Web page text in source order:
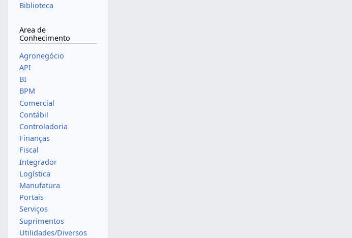
Biblioteca
Area de
Conhecimento
Agronegócio
API
BI
BPM
Comercial
Contábil
Controladoria
Finanças
Fiscal
Integrador
Logística
Manufatura
Portais
Serviços
Suprimentos
Utilidades/Diversos